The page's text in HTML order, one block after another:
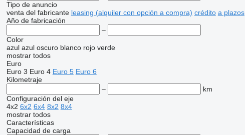
Tipo de anuncio
venta del fabricante leasing (alquiler con opción a compra) crédito a plazos
Año de fabricación
–
Color
azul azul oscuro blanco rojo verde
mostrar todos
Euro
Euro 3 Euro 4 Euro 5 Euro 6
Kilometraje
–
km
Configuración del eje
4x2 6x2 6x4 8x2 8x4
mostrar todos
Características
Capacidad de carga